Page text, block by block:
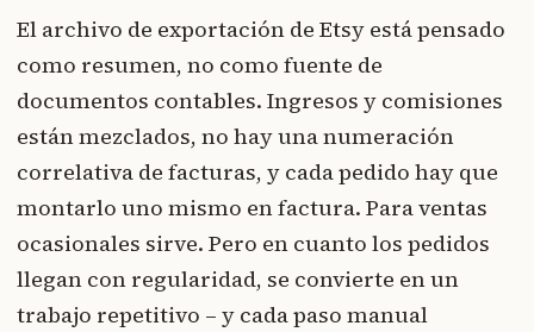
El archivo de exportación de Etsy está pensado
como resumen, no como fuente de
documentos contables. Ingresos y comisiones
están mezclados, no hay una numeración
correlativa de facturas, y cada pedido hay que
montarlo uno mismo en factura. Para ventas
ocasionales sirve. Pero en cuanto los pedidos
llegan con regularidad, se convierte en un
trabajo repetitivo – y cada paso manual